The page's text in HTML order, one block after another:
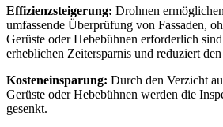
Effizienzsteigerung: Drohnen
umfassende Überprüfung von Fassaden,
Gerüste oder Hebebühnen erforderlich
erheblichen Zeitersparnis und reduziert
Kosteneinsparung: Durch den Verzicht
Gerüste oder Hebebühnen werden die
gesenkt.